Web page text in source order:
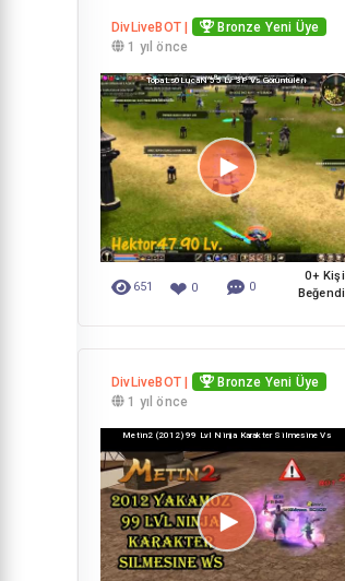
DivLiveBOT |
Bronze Yeni Üye
1 yıl önce
TopaLs0LucaN 55 Lv 3P Vs Görüntüleri
651 ❤ 0 0
0+ Kişi
Beğendi
DivLiveBOT |
Bronze Yeni Üye
1 yıl önce
Metin2 (2012) 99 Lvl Ninja Karakter Silmesine Vs